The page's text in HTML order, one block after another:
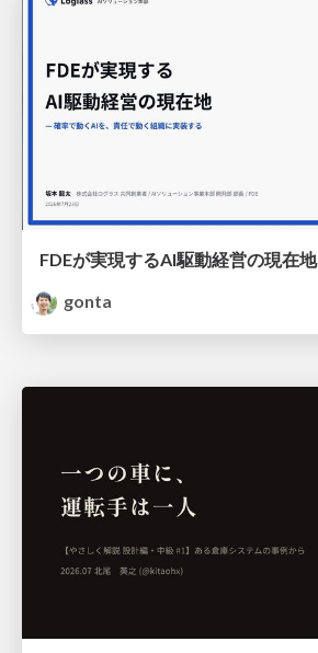
FDEが実現するAI駆動経営の現在地
gonta